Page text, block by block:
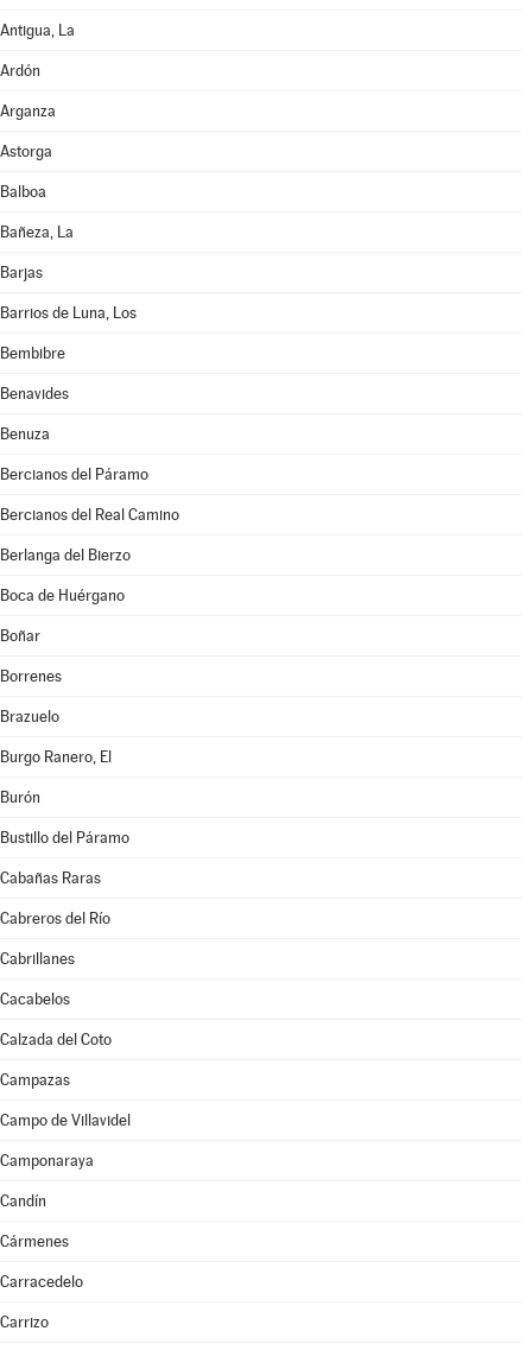
Antigua, La
Ardón
Arganza
Astorga
Balboa
Bañeza, La
Barjas
Barrios de Luna, Los
Bembibre
Benavides
Benuza
Bercianos del Páramo
Bercianos del Real Camino
Berlanga del Bierzo
Boca de Huérgano
Boñar
Borrenes
Brazuelo
Burgo Ranero, El
Burón
Bustillo del Páramo
Cabañas Raras
Cabreros del Río
Cabrillanes
Cacabelos
Calzada del Coto
Campazas
Campo de Villavidel
Camponaraya
Candín
Cármenes
Carracedelo
Carrizo